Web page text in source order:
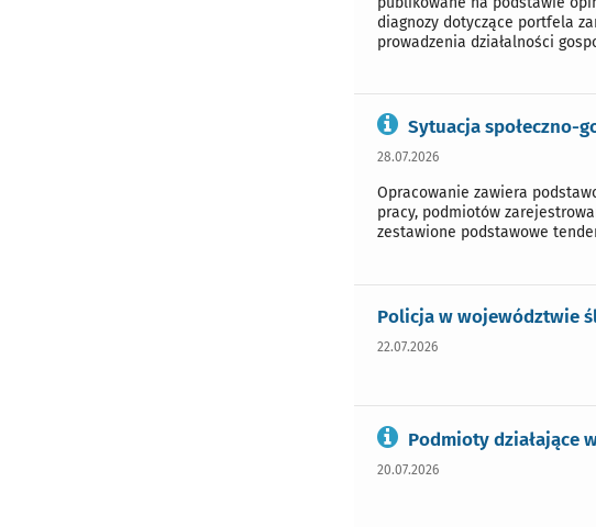
diagnozy dotyczące portfela
prowadzenia działalności
Sytuacja społeczno-
28.07.2026
Opracowanie zawiera
pracy, podmiotów
zestawione podstawowe
Policja w województwie
22.07.2026
Podmioty działające
20.07.2026